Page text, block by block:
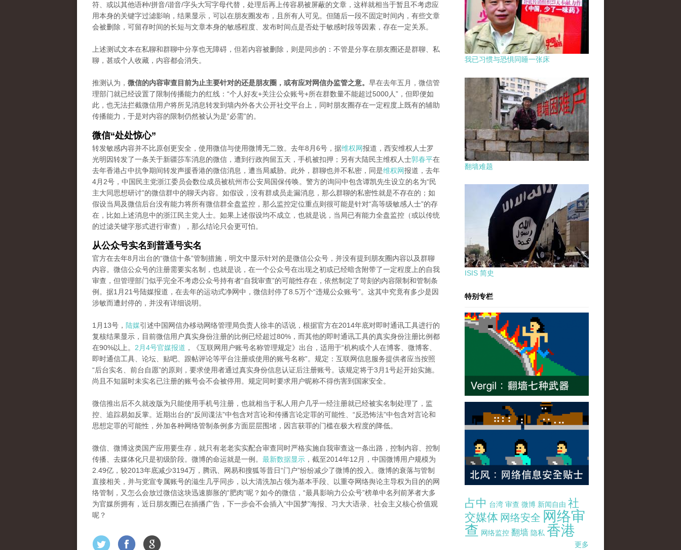
符、或以其他语种/拼音/谐音/字头大写字母代替，处理后再上传容易被屏蔽的文章，这样就相当于暂且不考虑应
用本身的关键字过滤影响，结果显示，可以在朋友圈发布，且所有人可见。但随后一段不固定时间内，有些文章
会被删除，可留存时间的长短与文章本身的敏感程度、发布时间点是否处于敏感时段等因素，存在一定关系。
上述测试文本在私聊和群聊中分享也无障碍，但若内容被删除，则是同步的：不管是分享在朋友圈还是群聊、私
聊，甚或个人收藏，内容都会消失。
推测认为， 微信的内容审查目前为止主要针对的还是朋友圈，或有应对网信办监管之意。 早在去年五月，微信管
理部门就已经设置了限制传播能力的红线：“个人好友+关注公众账号+所在群数量不能超过5000人”，但即便如
此，也无法拦截微信用户将所见消息转发到墙内外各大公开社交平台上，同时朋友圈存在一定程度上既有的辅助
传播能力，于是对内容的限制仍然被认为是“必需”的。
微信“处处惊心”
转发敏感内容并不比原创更安全，使用微信与使用微博无二致。去年8月6号，据维权网报道，西安维权人士罗
光明因转发了一条关于新疆莎车消息的微信，遭到行政拘留五天，手机被扣押；另有大陆民主维权人士郭春平在
去年香港占中抗争期间转发声援香港的微信消息，遭当局威胁。此外，群聊也并不私密，同是维权网报道，去年
4月2号，中国民主党浙江委员会数位成员被杭州市公安局国保传唤。警方的询问中包含谭凯先生设立的名为“民
主大同思想研讨”的微信群中的聊天内容。如假设，没有群成员走漏消息，那么群聊的私密性就是不存在的；如
假设当局及微信后台没有能力将所有微信群全盘监控，那么监控定位重点则很可能是针对“高等级敏感人士”的存
在，比如上述消息中的浙江民主党人士。如果上述假设均不成立，也就是说，当局已有能力全盘监控（或以传统
的过滤关键字形式进行审查），那么结论只会更可怕。
从公众号实名到普通号实名
官方在去年8月出台的“微信十条”管制措施，明文中显示针对的是微信公众号，并没有提到朋友圈内容以及群聊
内容。微信公众号的注册需要实名制，也就是说，在一个公众号在出现之初或已经暗含附带了一定程度上的自我
审查，但管理部门似乎完全不考虑公众号持有者“自我审查”的可能性存在，依然制定了苛刻的内容限制和管制条
例。据1月21号陆媒报道，在去年的运动式净网中，微信封停了8.5万个“违规公众账号”。这其中究竟有多少是因
涉敏而遭封停的，并没有详细说明。
1月13号， 陆媒引述中国网信办移动网络管理局负责人徐丰的话说，根据官方在2014年底对即时通讯工具进行的
复核结果显示，目前微信用户真实身份注册的比例已经超过80%，而其他的即时通讯工具的真实身份注册比例都
在90%以上。 2月4号官媒报道 ，《互联网用户账号名称管理规定》出台，适用于“机构或个人在博客、微博客、
即时通信工具、论坛、贴吧、跟帖评论等平台注册或使用的账号名称”。规定：互联网信息服务提供者应当按照
“后台实名、前台自愿”的原则，要求使用者通过真实身份信息认证后注册账号。该规定将于3月1号起开始实施。
尚且不知届时未实名已注册的账号会不会被停用。规定同时要求用户昵称不得伤害到国家安全。
微信推出后不久就改版为只能使用手机号注册，也就相当于私人用户几乎一经注册就已经被实名制处理了，监
控、追踪易如反掌。近期出台的“反间谍法”中包含对言论和传播言论定罪的可能性、“反恐怖法”中包含对言论和
思想定罪的可能性，外加各种网络管制条例多方面层层围堵，因言获罪的门槛在极大程度的降低。
微信、微博这类国产应用要生存，就只有老老实实配合审查同时严格实施自我审查这一条出路，控制内容、控制
传播、去媒体化只是初级阶段。微博的命运就是一例。 最新数据显示 ，截至2014年12月，中国微博用户规模为
2.49亿，较2013年底减少3194万，腾讯、网易和搜狐等昔日“门户”纷纷减少了微博的投入。微博的衰落与管制
直接相关，并与党宣专属账号的滋生几乎同步，以大清洗加占领为基本手段、以重夺网络舆论主导权为目的的网
络管制，又怎么会放过微信这块迅速膨胀的“肥肉”呢？如今的微信，“最具影响力公众号”榜单中名列前茅者大多
为官媒所拥有，近日朋友圈已在插播广告，下一步会不会插入“中国梦”海报、习大大语录、社会主义核心价值观
呢？
我已习惯与恐惧同睡一张床
翻墙难题
ISIS 简史
特别专栏
占中 台湾 审查 微博 新闻自由 社
交媒体 网络安全 网络审
查 网络监控 翻墙 隐私 香港
更多